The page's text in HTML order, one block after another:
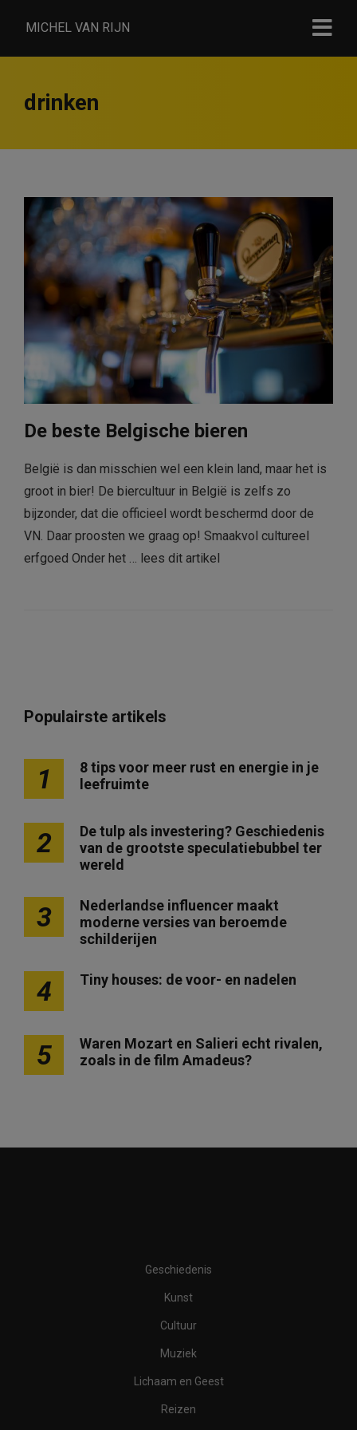
MICHEL VAN RIJN
drinken
De beste Belgische bieren
België is dan misschien wel een klein land, maar het is
groot in bier! De biercultuur in België is zelfs zo
bijzonder, dat die officieel wordt beschermd door de
VN. Daar proosten we graag op! Smaakvol cultureel
erfgoed Onder het … lees dit artikel
Populairste artikels
1
8 tips voor meer rust en energie in je
leefruimte
2
De tulp als investering? Geschiedenis
van de grootste speculatiebubbel ter
wereld
3
Nederlandse influencer maakt
moderne versies van beroemde
schilderijen
4 Tiny houses: de voor- en nadelen
5
Waren Mozart en Salieri echt rivalen,
zoals in de film Amadeus?
Geschiedenis
Kunst
Cultuur
Muziek
Lichaam en Geest
Reizen